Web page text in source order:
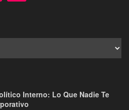
Interno: Lo Que Nadie Te